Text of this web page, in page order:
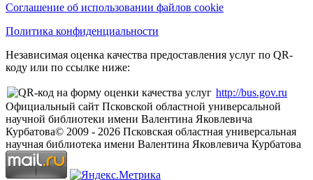
Соглашение об использовании файлов cookie
Политика конфиденциальности
Независимая оценка качества предоставления услуг по QR-
коду или по ссылке ниже:
http://bus.gov.ru
Официальный сайт Псковской областной универсальной
научной библиотеки имени Валентина Яковлевича
Курбатова© 2009 - 2026 Псковская областная универсальная
научная библиотека имени Валентина Яковлевича Курбатова